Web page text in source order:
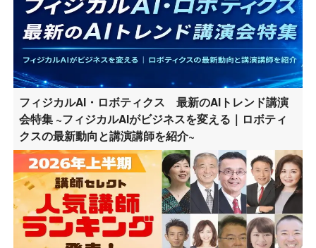
フィジカルAI・ロボティクス 最新のAIトレンド講演
会特集 ~フィジカルAIがビジネスを変える｜ロボティ
クスの最新動向と講演講師を紹介~